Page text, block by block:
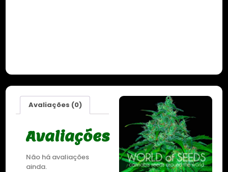
Avaliações (0)
Avaliações
Não há avaliações
ainda.